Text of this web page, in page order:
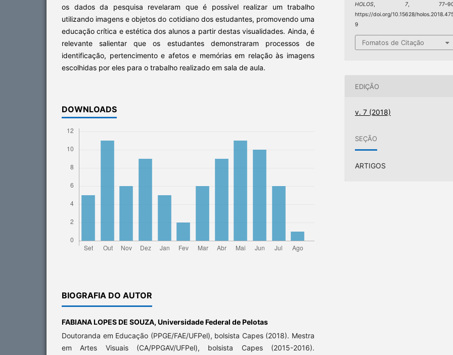
os dados da pesquisa revelaram que é possível realizar um trabalho
utilizando imagens e objetos do cotidiano dos estudantes, promovendo uma
educação crítica e estética dos alunos a partir destas visualidades. Ainda, é
relevante salientar que os estudantes demonstraram processos de
identificação, pertencimento e afetos e memórias em relação às imagens
escolhidas por eles para o trabalho realizado em sala de aula.
DOWNLOADS
BIOGRAFIA DO AUTOR
FABIANA LOPES DE SOUZA, Universidade Federal de Pelotas
Doutoranda em Educação (PPGE/FAE/UFPel), bolsista Capes (2018). Mestra
em Artes Visuais (CA/PPGAV/UFPel), bolsista Capes (2015-2016).
HOLOS
7,
https://doi.org/10.15628/
9
Fomatos de Citação
EDIÇÃO
v. 7 (2018)
SEÇÃO
ARTIGOS